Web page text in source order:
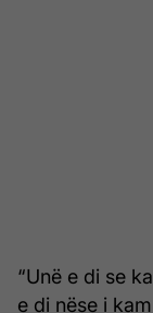
“Unë e di se
e di nëse i